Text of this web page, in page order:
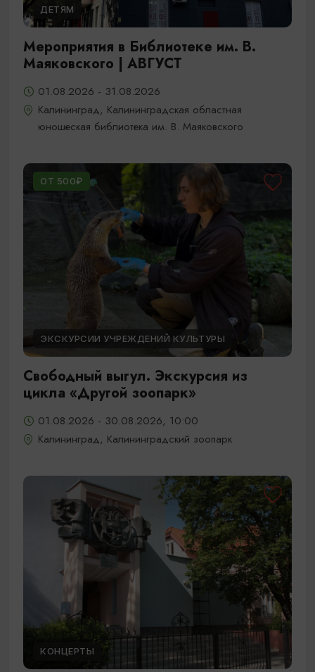
ДЕТЯМ
Мероприятия в Библиотеке им. В.
Маяковского | АВГУСТ
01.08.2026 - 31.08.2026
Калининград, Калининградская областная
юношеская библиотека им. В. Маяковского
ОТ 500₽
ЭКСКУРСИИ УЧРЕЖДЕНИЙ КУЛЬТУРЫ
Свободный выгул. Экскурсия из
цикла «Другой зоопарк»
01.08.2026 - 30.08.2026, 10:00
Калининград, Калининградский зоопарк
КОНЦЕРТЫ